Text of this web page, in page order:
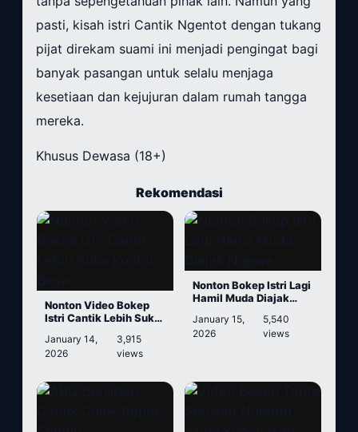
pasti, kisah istri Cantik Ngentot dengan tukang
pijat direkam suami ini menjadi pengingat bagi
banyak pasangan untuk selalu menjaga
kesetiaan dan kejujuran dalam rumah tangga
mereka.
Khusus Dewasa (18+)
Rekomendasi
Nonton Video Bokep
Istri Cantik Lebih Suka
January 14,
2026
3,915
views
Nonton Bokep Istri Lagi
Hamil Muda Diajak
January 15,
2026
5,540
views